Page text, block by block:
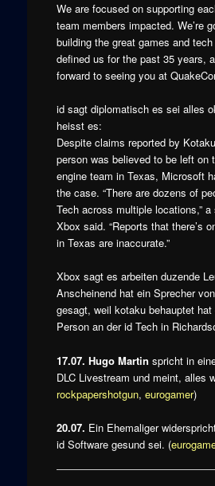
We are focused on supporting
team members impacted. We’re
building the great games and
defined us for the past 35 years,
forward to seeing you at
id sagt diplomatisch es sei alles
heisst es:
Despite claims reported by
person was believed to be left on
engine team in Texas, Microsoft
the case. “There are dozens of
Tech across multiple locations,”
Xbox said. “Reports that there’s
in Texas are inaccurate.”
Xbox sagt es arbeiten duzende
Anscheinend hat ein Sprecher
gesagt, weil kotaku behauptet
Person an der id Tech in
17.07. Hugo Martin spricht in
DLC Livestream und meint, alles
rockpapershotgun, eurogamer)
20.07. Ein Ehemaliger
id Software gesund sei. (